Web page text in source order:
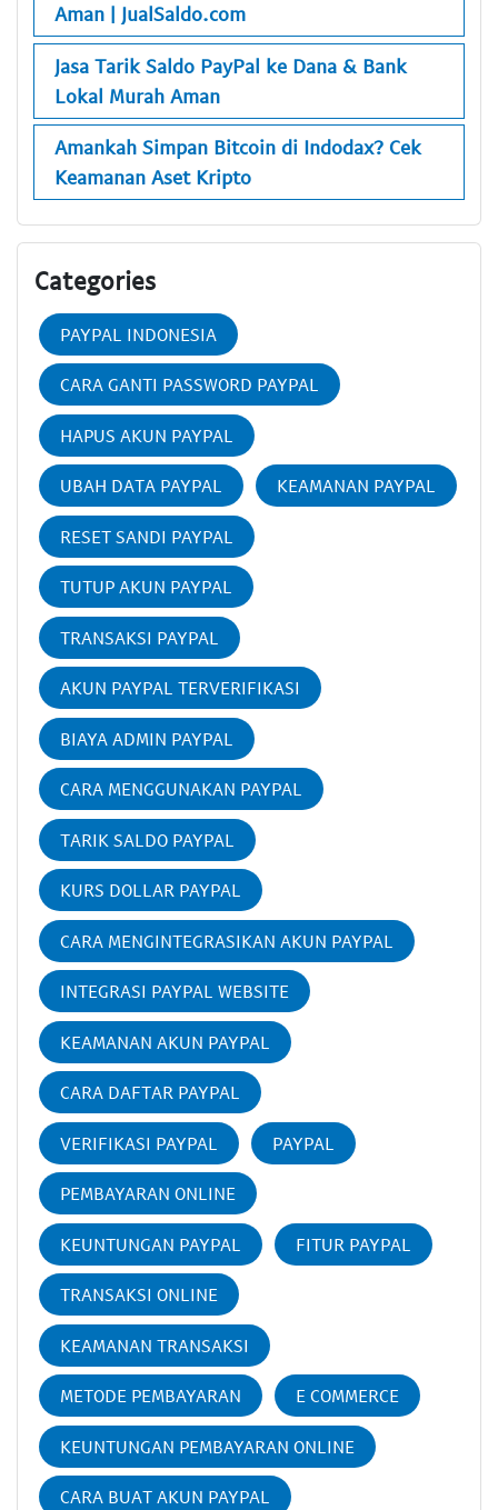
Aman | JualSaldo.com
Jasa Tarik Saldo PayPal ke Dana & Bank
Lokal Murah Aman
Amankah Simpan Bitcoin di Indodax? Cek
Keamanan Aset Kripto
Categories
PAYPAL INDONESIA
CARA GANTI PASSWORD PAYPAL
HAPUS AKUN PAYPAL
UBAH DATA PAYPAL KEAMANAN PAYPAL
RESET SANDI PAYPAL
TUTUP AKUN PAYPAL
TRANSAKSI PAYPAL
AKUN PAYPAL TERVERIFIKASI
BIAYA ADMIN PAYPAL
CARA MENGGUNAKAN PAYPAL
TARIK SALDO PAYPAL
KURS DOLLAR PAYPAL
CARA MENGINTEGRASIKAN AKUN PAYPAL
INTEGRASI PAYPAL WEBSITE
KEAMANAN AKUN PAYPAL
CARA DAFTAR PAYPAL
VERIFIKASI PAYPAL PAYPAL
PEMBAYARAN ONLINE
KEUNTUNGAN PAYPAL FITUR PAYPAL
TRANSAKSI ONLINE
KEAMANAN TRANSAKSI
METODE PEMBAYARAN E COMMERCE
KEUNTUNGAN PEMBAYARAN ONLINE
CARA BUAT AKUN PAYPAL